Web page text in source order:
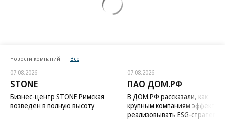
Новости компаний Все
07.08.2026
STONE
Бизнес-центр STONE Римская
возведен в полную высоту
07.08.2026
ПАО ДОМ.РФ
В ДОМ.РФ рассказали, как
крупным компаниям
реализовывать ESG-стратегию